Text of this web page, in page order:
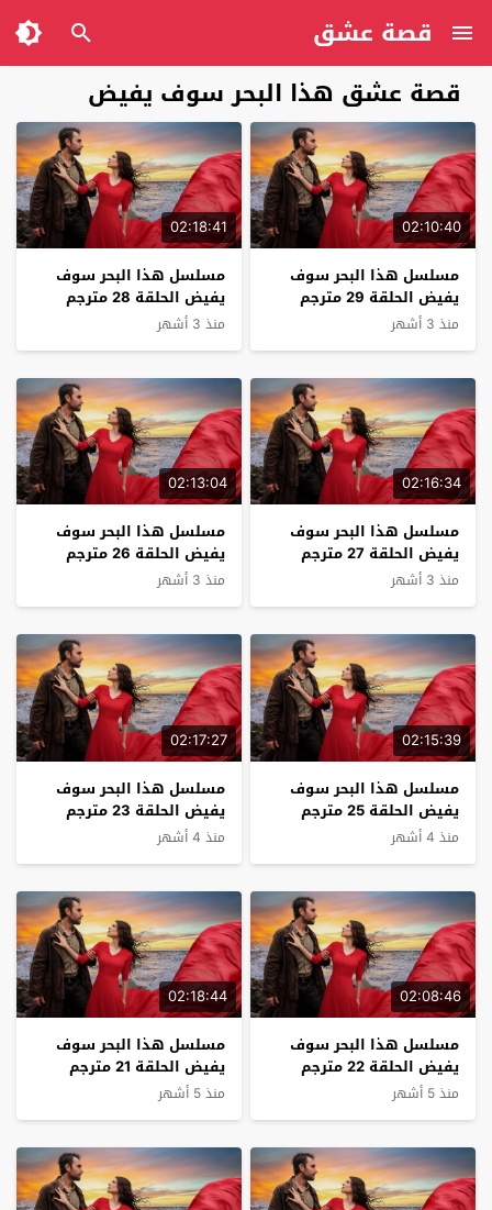
قصة عشق
قصة عشق هذا البحر سوف يفيض
02:10:40
مسلسل هذا البحر سوف
يفيض الحلقة 29 مترجم
منذ 3 أشهر
02:18:41
مسلسل هذا البحر سوف
يفيض الحلقة 28 مترجم
منذ 3 أشهر
02:16:34
مسلسل هذا البحر سوف
يفيض الحلقة 27 مترجم
منذ 3 أشهر
02:13:04
مسلسل هذا البحر سوف
يفيض الحلقة 26 مترجم
منذ 3 أشهر
02:15:39
مسلسل هذا البحر سوف
يفيض الحلقة 25 مترجم
منذ 4 أشهر
02:17:27
مسلسل هذا البحر سوف
يفيض الحلقة 23 مترجم
منذ 4 أشهر
02:08:46
مسلسل هذا البحر سوف
يفيض الحلقة 22 مترجم
منذ 5 أشهر
02:18:44
مسلسل هذا البحر سوف
يفيض الحلقة 21 مترجم
منذ 5 أشهر